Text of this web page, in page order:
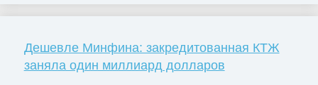
Дешевле Минфина: закредитованная КТЖ
заняла один миллиард долларов